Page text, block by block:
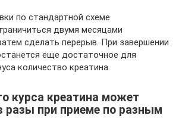
по стандартной схеме
двумя месяцами
сделать перерыв. При завершении
еще достаточное для
количество креатина.
курса креатина может
разы при приеме по разным